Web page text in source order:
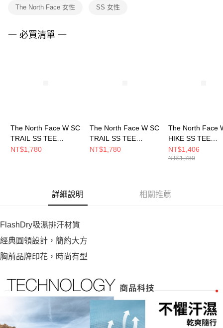
３．未成年的使用者請事先徵得法定代理人或監護人之同意方可使用
４．使用「AFTEE先享後付」時，將依據個別帳號之用戶狀況，依本公司即
The North Face 女性 SS 女性
一 必買清單 一
The North Face W SC
TRAIL SS TEE
GRAPHIC - AP 女 短
NT$1,780
The North Face W SC
TRAIL SS TEE
GRAPHIC - AP 女 短
NT$1,780
The North Face
HIKE SS TEE
GRAPHIC - AP
袖上衣
NT$1,406
NT$1,780
詳細說明 相關推薦
FlashDry吸濕排汗材質
經典圓領設計，簡約大方
胸前品牌印花，時尚有型